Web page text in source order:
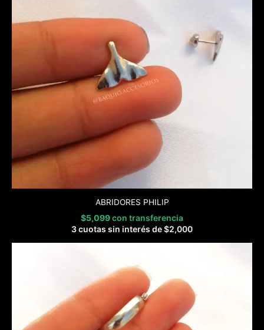
ABRIDORES PHILIP
$5,099con transferencia
3 cuotas sin interés de$2,000